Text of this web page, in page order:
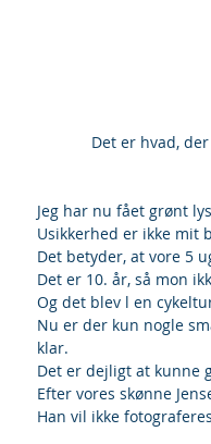
Det er hvad,
Jeg har nu fået grønt
Usikkerhed er ikke mit
Det betyder, at vore 5
Det er 10. år, så mon
Og det blev l en
Nu er der kun nogle
klar.
Det er dejligt at kunne
Efter vores skønne
Han vil ikke